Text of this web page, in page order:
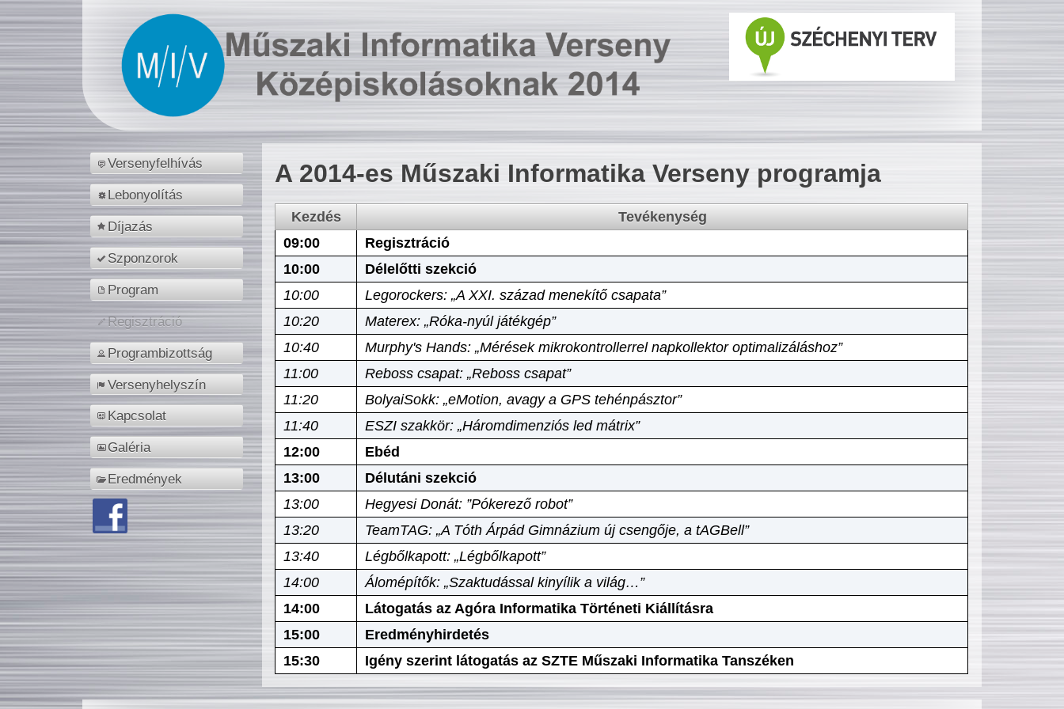
Versenyfelhívás
Lebonyolítás
Díjazás
Szponzorok
Program
Regisztráció
Programbizottság
Versenyhelyszín
Kapcsolat
Galéria
Eredmények
A 2014-es Műszaki Informatika Verseny programja
Kezdés
Tevékenység
09:00
Regisztráció
10:00
Délelőtti szekció
10:00
Legorockers: „A XXI. század menekítő csapata”
10:20
Materex: „Róka-nyúl játékgép”
10:40
Murphy's Hands: „Mérések mikrokontrollerrel napkollektor optimalizáláshoz”
11:00
Reboss csapat: „Reboss csapat”
11:20
BolyaiSokk: „eMotion, avagy a GPS tehénpásztor”
11:40
ESZI szakkör: „Háromdimenziós led mátrix”
12:00
Ebéd
13:00
Délutáni szekció
13:00
Hegyesi Donát: ”Pókerező robot”
13:20
TeamTAG: „A Tóth Árpád Gimnázium új csengője, a tAGBell”
13:40
Légbőlkapott: „Légbőlkapott”
14:00
Álomépítők: „Szaktudással kinyílik a világ…”
14:00
Látogatás az Agóra Informatika Történeti Kiállításra
15:00
Eredményhirdetés
15:30
Igény szerint látogatás az SZTE Műszaki Informatika Tanszéken